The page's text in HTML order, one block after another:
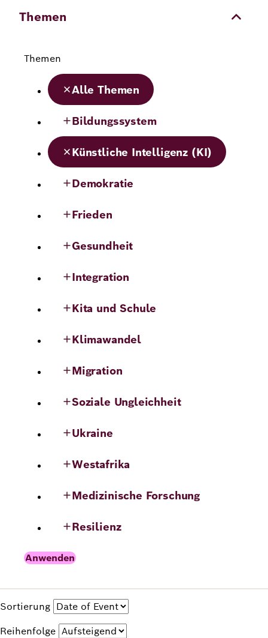
Themen
Themen
Alle Themen
Bildungssystem
Künstliche Intelligenz (KI)
Demokratie
Frieden
Gesundheit
Integration
Kita und Schule
Klimawandel
Migration
Soziale Ungleichheit
Ukraine
Westafrika
Medizinische Forschung
Resilienz
Sortierung
Reihenfolge